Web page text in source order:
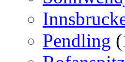
Pendling